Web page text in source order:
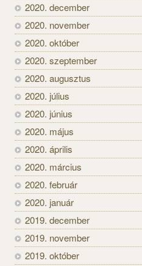
2020. december
2020. november
2020. október
2020. szeptember
2020. augusztus
2020. július
2020. június
2020. május
2020. április
2020. március
2020. február
2020. január
2019. december
2019. november
2019. október